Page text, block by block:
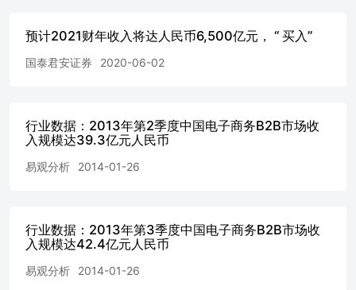
国内收入325.54亿元，同比增长4%；国内经营利润30.93亿
告收入下降主要受到巴西持续影响。 资料来源：公司公告、
贴电商商家 直播电商：26Q1收入同比增长6%。26Q1，其他
亿元，同比+16%，环比-11%。我们测算其中电商佣金收入
佣以任务激励方式分阶段返还、商家持续补贴影响，电商佣
商营销（内循环）收入同比高个位数增长，贡献线上营销收
（外循环）收入同比增长10%左右，主要由短剧为主的内容
是AI工具类行业）拉动。我们预计26Q2线上营销收入增速
预计2021财年收入将达人民币6,500亿元， “ 买入”
国泰君安证券 2020-06-02
行业数据：2013年第2季度中国电子商务B2B市场收
入规模达39.3亿元人民币
易观分析 2014-01-26
行业数据：2013年第3季度中国电子商务B2B市场收
入规模达42.4亿元人民币
易观分析 2014-01-26